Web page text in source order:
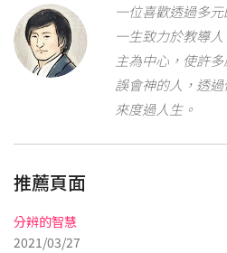
一位喜歡透過多
一生致力於教導
主為中心，使許
誤會神的人，透
來度過人生。
推薦頁面
分辨的智慧
2021/03/27